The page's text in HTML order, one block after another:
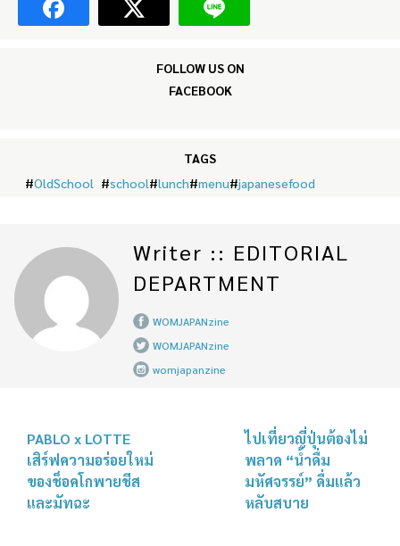
FOLLOW US ON
FACEBOOK
TAGS
#OldSchool #school#lunch#menu#japanesefood
Writer :: EDITORIAL
DEPARTMENT
WOMJAPANzine
WOMJAPANzine
womjapanzine
PABLO x LOTTE
เสิร์ฟความอร่อยใหม่
ของช็อคโกพายชีส
และมัทฉะ
ไปเที่ยวญี่ปุ่นต้องไม่
พลาด “น้ำดื่ม
มหัศจรรย์” ดื่มแล้ว
หลับสบาย